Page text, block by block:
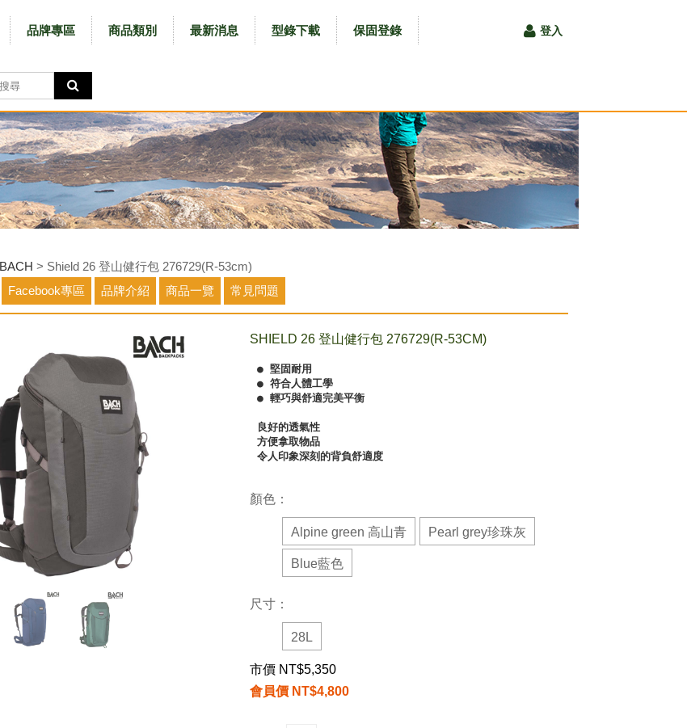
登入
品牌專區 商品類別 最新消息 型錄下載 保固登錄
BACH > Shield 26 登山健行包 276729(R-53cm)
Facebook專區 品牌介紹 商品一覽 常見問題
SHIELD 26 登山健行包 276729(R-53CM)
● 堅固耐用
● 符合人體工學
● 輕巧與舒適完美平衡
良好的透氣性
方便拿取物品
令人印象深刻的背負舒適度
顏色：
Alpine green 高山青 Pearl grey珍珠灰
Blue藍色
尺寸：
28L
市價 NT$5,350
會員價 NT$4,800